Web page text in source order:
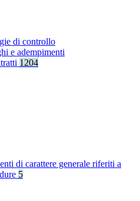
di controllo
e adempimenti
1204
di carattere generale riferiti a
5